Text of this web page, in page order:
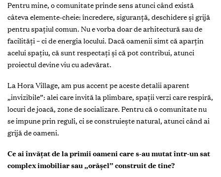
Pentru mine, o comunitate prinde sens atunci când există
câteva elemente-cheie: încredere, siguranță, deschidere și grijă
pentru spațiul comun. Nu e vorba doar de arhitectură sau de
facilități – ci de energia locului. Dacă oamenii simt că aparțin
acelui spațiu, că sunt respectați și că pot contribui, atunci
proiectul devine viu cu adevărat.
La Hora Village, am pus accent pe aceste detalii aparent
„invizibile”: alei care invită la plimbare, spații verzi care respiră,
locuri de joacă, zone de socializare. Pentru că o comunitate nu
se impune prin reguli, ci se construiește natural, atunci când ai
grijă de oameni.
Ce ai învățat de la primii oameni care s-au mutat într-un sat
complex imobiliar sau „orășel” construit de tine?